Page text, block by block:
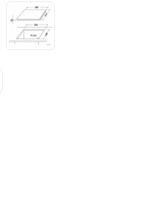
Whirlpool SMC 604 F/NE